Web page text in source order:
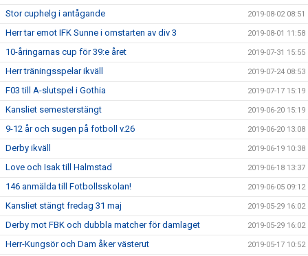
Stor cuphelg i antågande 2019-08-02 08:51
Herr tar emot IFK Sunne i omstarten av div 3 2019-08-01 11:58
10-åringarnas cup för 39:e året 2019-07-31 15:55
Herr träningsspelar ikväll 2019-07-24 08:53
F03 till A-slutspel i Gothia 2019-07-17 15:19
Kansliet semesterstängt 2019-06-20 15:19
9-12 år och sugen på fotboll v.26 2019-06-20 13:08
Derby ikväll 2019-06-19 10:38
Love och Isak till Halmstad 2019-06-18 13:37
146 anmälda till Fotbollsskolan! 2019-06-05 09:12
Kansliet stängt fredag 31 maj 2019-05-29 16:02
Derby mot FBK och dubbla matcher för damlaget 2019-05-29 16:02
Herr-Kungsör och Dam åker västerut 2019-05-17 10:52